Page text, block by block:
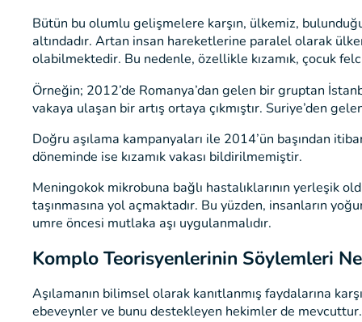
Bütün bu olumlu gelişmelere karşın, ülkemiz,
altındadır. Artan insan hareketlerine paralel olarak
olabilmektedir. Bu nedenle, özellikle kızamık, çocuk
Örneğin; 2012’de Romanya’dan gelen bir gruptan
vakaya ulaşan bir artış ortaya çıkmıştır. Suriye’den
Doğru aşılama kampanyaları ile 2014’ün başından
döneminde ise kızamık vakası bildirilmemiştir.
Meningokok mikrobuna bağlı hastalıklarının yerleşik
taşınmasına yol açmaktadır. Bu yüzden, insanların
umre öncesi mutlaka aşı uygulanmalıdır.
Komplo Teorisyenlerinin Söylemleri
Aşılamanın bilimsel olarak kanıtlanmış faydalarına
ebeveynler ve bunu destekleyen hekimler de mevcuttur.